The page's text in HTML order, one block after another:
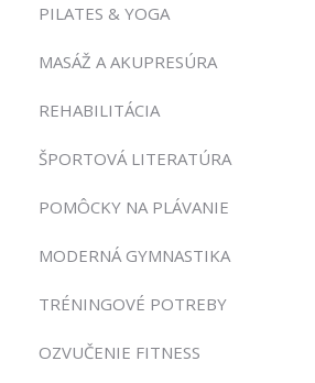
PILATES & YOGA
MASÁŽ A AKUPRESÚRA
REHABILITÁCIA
ŠPORTOVÁ LITERATÚRA
POMÔCKY NA PLÁVANIE
MODERNÁ GYMNASTIKA
TRÉNINGOVÉ POTREBY
OZVUČENIE FITNESS